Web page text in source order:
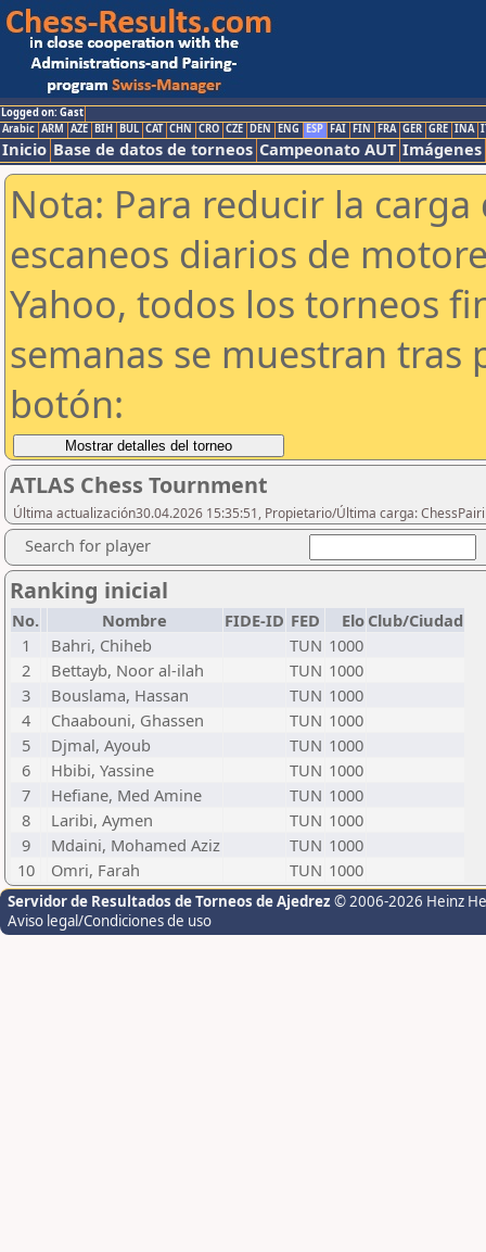
Logged on: Gast
Arabic ARM AZE BIH BUL CAT CHN CRO CZE DEN ENG ESP FAI FIN FRA GER GRE INA
Inicio Base de datos de torneos Campeonato AUT Imágenes
Nota: Para reducir la
escaneos diarios de
Yahoo, todos los torneos
semanas se muestran tras
botón:
ATLAS Chess Tournment
Última actualización30.04.2026 15:35:51, Propietario/Última carga:
Search for player
Ranking inicial
No. Nombre FIDE-ID FED Elo Club/Ciudad
1
Bahri, Chiheb TUN 1000
2
Bettayb, Noor al-ilah TUN 1000
3
Bouslama, Hassan TUN 1000
4
Chaabouni, Ghassen TUN 1000
5
Djmal, Ayoub TUN 1000
6
Hbibi, Yassine TUN 1000
7
Hefiane, Med Amine TUN 1000
8
Laribi, Aymen TUN 1000
9
Mdaini, Mohamed Aziz TUN 1000
10
Omri, Farah TUN 1000
Servidor de Resultados de Torneos de Ajedrez © 2006-2026 Heinz
Aviso legal/Condiciones de uso